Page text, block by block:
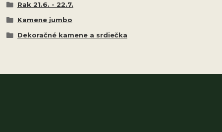
Rak 21.6. - 22.7.
Kamene jumbo
Dekoračné kamene a srdiečka